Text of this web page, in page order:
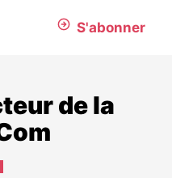
S'abonner
de la